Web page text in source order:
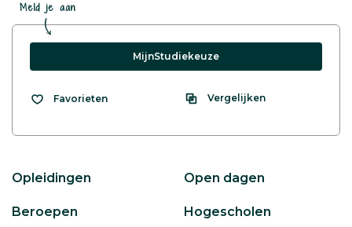
Meld je aan
MijnStudiekeuze
Favorieten Vergelijken
Opleidingen Open dagen
Beroepen Hogescholen